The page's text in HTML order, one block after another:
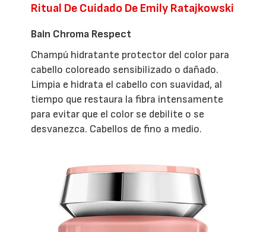
Ritual De Cuidado De Emily Ratajkowski
Bain Chroma Respect
Champú hidratante protector del color para
cabello coloreado sensibilizado o dañado.
Limpia e hidrata el cabello con suavidad, al
tiempo que restaura la fibra intensamente
para evitar que el color se debilite o se
desvanezca. Cabellos de fino a medio.